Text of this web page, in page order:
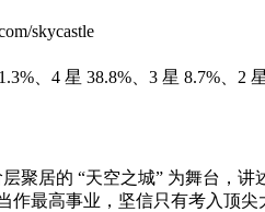
skycastle
、4 星 38.8%、3 星 8.7%、2
聚居的 “天空之城” 为舞台，
作最高事业，坚信只有考入顶